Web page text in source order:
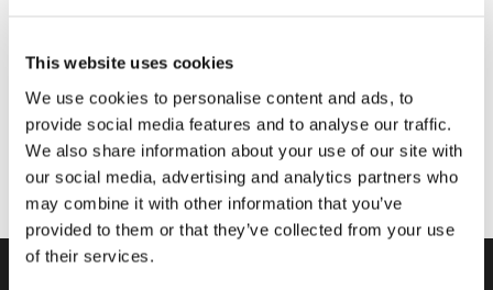
This website uses cookies
We use cookies to personalise content and ads, to
provide social media features and to analyse our traffic.
We also share information about your use of our site with
our social media, advertising and analytics partners who
may combine it with other information that you’ve
provided to them or that they’ve collected from your use
of their services.